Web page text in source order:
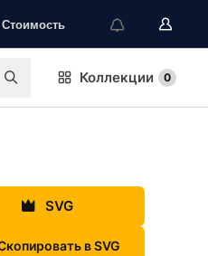
Стоимость
Коллекции 0
SVG
в SVG